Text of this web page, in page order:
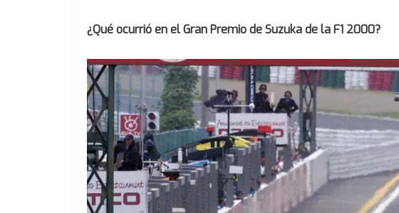
¿Qué ocurrió en el Gran Premio de Suzuka de la F1 2000?